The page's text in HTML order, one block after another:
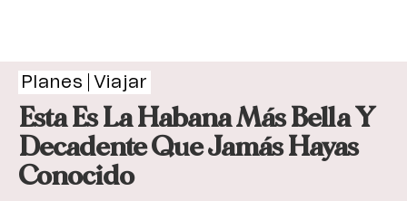
Planes Viajar
Esta Es La Habana Más Bella Y
Decadente Que Jamás Hayas
Conocido